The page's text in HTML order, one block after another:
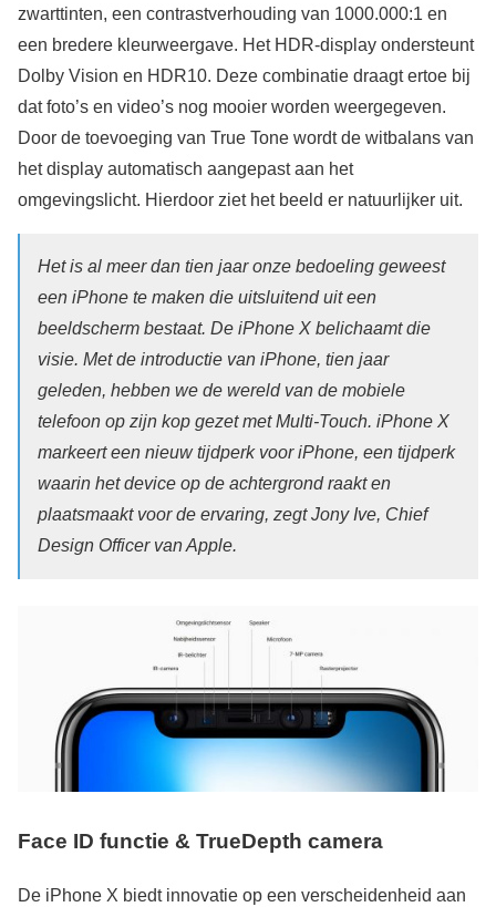
zwarttinten, een contrastverhouding van 1000.000:1 en
een bredere kleurweergave. Het HDR-display ondersteunt
Dolby Vision en HDR10. Deze combinatie draagt ertoe bij
dat foto’s en video’s nog mooier worden weergegeven.
Door de toevoeging van True Tone wordt de witbalans van
het display automatisch aangepast aan het
omgevingslicht. Hierdoor ziet het beeld er natuurlijker uit.
Het is al meer dan tien jaar onze bedoeling geweest
een iPhone te maken die uitsluitend uit een
beeldscherm bestaat. De iPhone X belichaamt die
visie. Met de introductie van iPhone, tien jaar
geleden, hebben we de wereld van de mobiele
telefoon op zijn kop gezet met Multi-Touch. iPhone X
markeert een nieuw tijdperk voor iPhone, een tijdperk
waarin het device op de achtergrond raakt en
plaatsmaakt voor de ervaring, zegt Jony Ive, Chief
Design Officer van Apple.
Face ID functie & TrueDepth camera
De iPhone X biedt innovatie op een verscheidenheid aan